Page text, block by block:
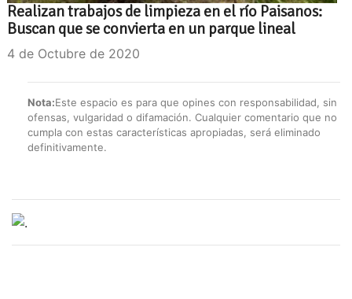
Realizan trabajos de limpieza en el río Paisanos:
Buscan que se convierta en un parque lineal
4 de Octubre de 2020
Nota:Este espacio es para que opines con responsabilidad, sin
ofensas, vulgaridad o difamación. Cualquier comentario que no
cumpla con estas características apropiadas, será eliminado
definitivamente.